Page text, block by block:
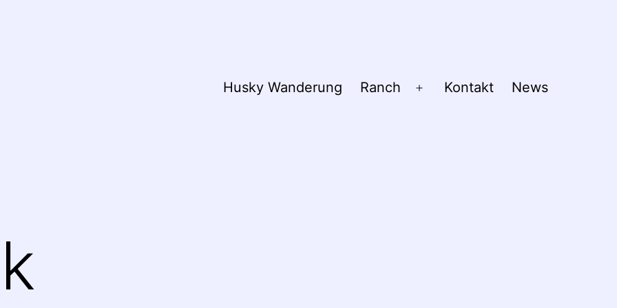
Husky Wanderung Ranch
Menü
Kontakt News